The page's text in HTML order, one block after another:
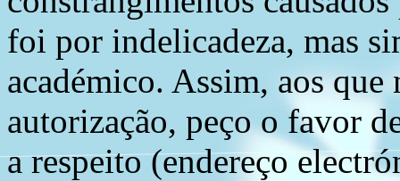
foi por indelicadeza, mas
académico. Assim, aos
autorização, peço o favor
a respeito (endereço